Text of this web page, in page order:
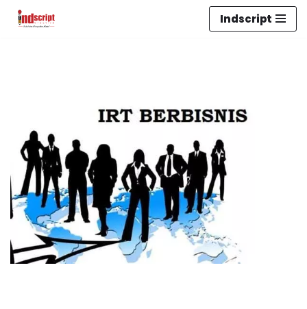
Indscript